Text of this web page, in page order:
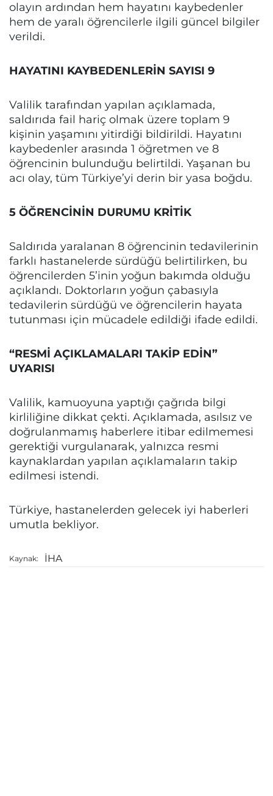
olayın ardından hem hayatını kaybedenler
hem de yaralı öğrencilerle ilgili güncel bilgiler
verildi.
HAYATINI KAYBEDENLERİN SAYISI 9
Valilik tarafından yapılan açıklamada,
saldırıda fail hariç olmak üzere toplam 9
kişinin yaşamını yitirdiği bildirildi. Hayatını
kaybedenler arasında 1 öğretmen ve 8
öğrencinin bulunduğu belirtildi. Yaşanan bu
acı olay, tüm Türkiye’yi derin bir yasa boğdu.
5 ÖĞRENCİNİN DURUMU KRİTİK
Saldırıda yaralanan 8 öğrencinin tedavilerinin
farklı hastanelerde sürdüğü belirtilirken, bu
öğrencilerden 5’inin yoğun bakımda olduğu
açıklandı. Doktorların yoğun çabasıyla
tedavilerin sürdüğü ve öğrencilerin hayata
tutunması için mücadele edildiği ifade edildi.
“RESMİ AÇIKLAMALARI TAKİP EDİN”
UYARISI
Valilik, kamuoyuna yaptığı çağrıda bilgi
kirliliğine dikkat çekti. Açıklamada, asılsız ve
doğrulanmamış haberlere itibar edilmemesi
gerektiği vurgulanarak, yalnızca resmi
kaynaklardan yapılan açıklamaların takip
edilmesi istendi.
Türkiye, hastanelerden gelecek iyi haberleri
umutla bekliyor.
Kaynak: İHA